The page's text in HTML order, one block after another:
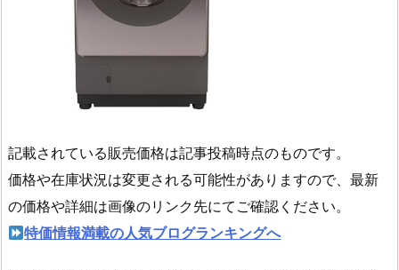
記載されている販売価格は記事投稿時点のものです。
価格や在庫状況は変更される可能性がありますので、最新
の価格や詳細は画像のリンク先にてご確認ください。
特価情報満載の人気ブログランキングへ